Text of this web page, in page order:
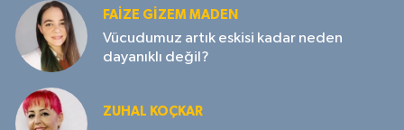
FAIZE GIZEM MADEN
Vücudumuz artık eskisi kadar neden
dayanıklı değil?
ZUHAL KOÇKAR